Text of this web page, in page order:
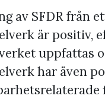
av SFDR från
är positiv,
uppfattas
har även